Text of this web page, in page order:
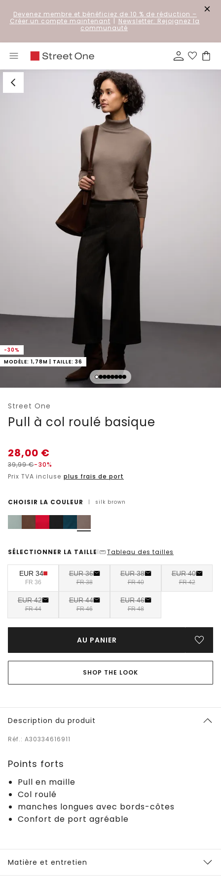
Devenez membre et bénéficiez de 10 % de réduction –
Créer un compte maintenant | Newsletter: Rejoignez la
communauté
-30%
MODÈLE: 1,78M | TAILLE: 36
Street One
Pull à col roulé basique
28,00 €
39,99€-30%
Prix TVA incluse plus frais de port
CHOISIR LA COULEUR | silk brown
SÉLECTIONNER LA TAILLE | Tableau des tailles
EUR 34
FR 36
EUR 36
FR 38
EUR 38
FR 40
EUR 40
FR 42
EUR 42
FR 44
EUR 44
FR 46
EUR 46
FR 48
AU PANIER
SHOP THE LOOK
Description du produit
Réf.: A30334616911
Points forts
Pull en maille
Col roulé
manches longues avec bords-côtes
Confort de port agréable
Matière et entretien